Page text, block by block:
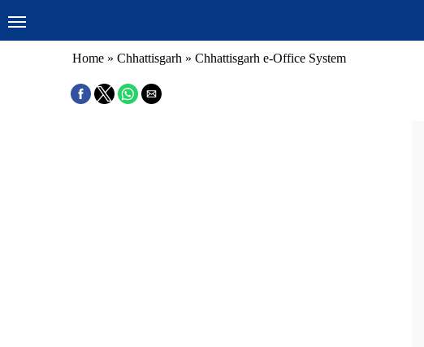
Home » Chhattisgarh » Chhattisgarh e-Office System